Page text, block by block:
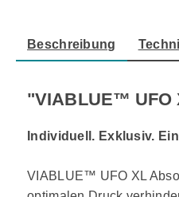
Beschreibung
"VIABLUE™ UFO
Individuell. Exklusiv.
VIABLUE™ UFO XL